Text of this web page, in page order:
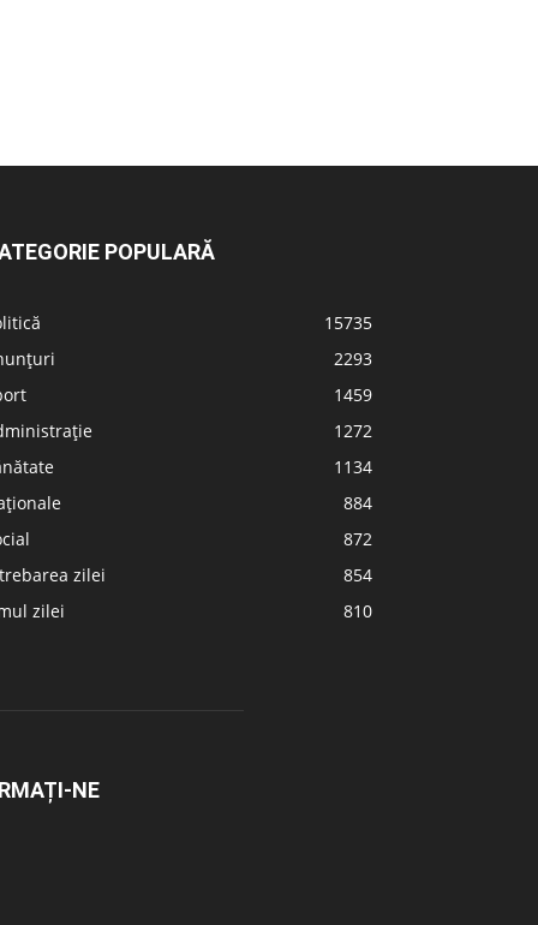
POPULARĂ
15735
2293
1459
1272
1134
884
872
zilei
854
zilei
810
NE